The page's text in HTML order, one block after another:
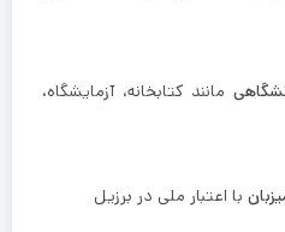
مانند کتابخانه، آزمایشگاه،
با اعتبار ملی در برزیل